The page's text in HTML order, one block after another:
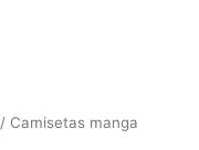
/ Camisetas manga